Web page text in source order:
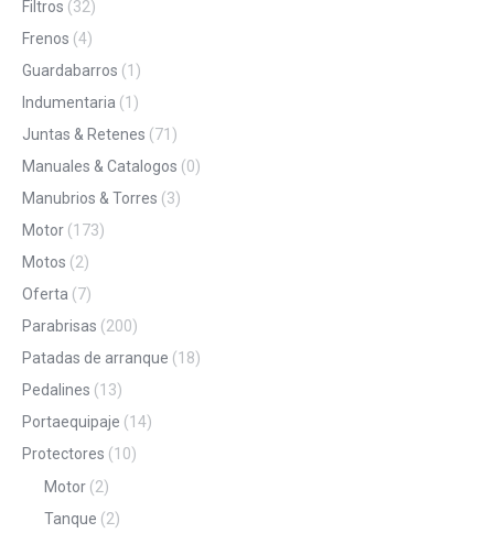
Filtros (32)
Frenos (4)
Guardabarros (1)
Indumentaria (1)
Juntas & Retenes (71)
Manuales & Catalogos (0)
Manubrios & Torres (3)
Motor (173)
Motos (2)
Oferta (7)
Parabrisas (200)
Patadas de arranque (18)
Pedalines (13)
Portaequipaje (14)
Protectores (10)
Motor (2)
Tanque (2)